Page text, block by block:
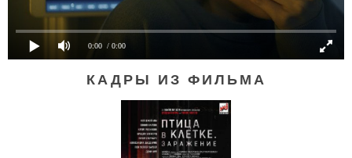
0:00 / 0:00
КАДРЫ ИЗ ФИЛЬМА